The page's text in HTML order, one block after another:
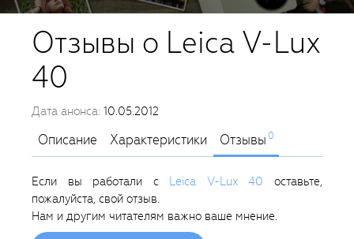
Отзывы о Leica V-Lux
40
Дата анонса: 10.05.2012
Описание Характеристики Отзывы0
Если вы работали с Leica V-Lux 40 оставьте,
пожалуйста, свой отзыв.
Нам и другим читателям важно ваше мнение.